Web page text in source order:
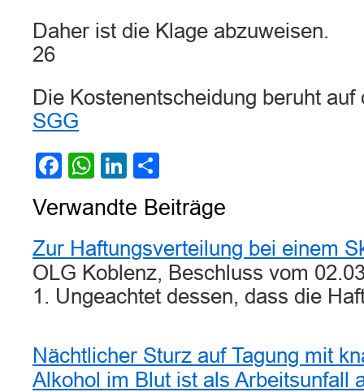
Daher ist die Klage abzuweisen.
26
Die Kostenentscheidung beruht
SGG
Facebook
WhatsApp
LinkedIn
Verwandte Beiträge
Zur Haftungsverteilung bei einem
OLG Koblenz, Beschluss vom
1. Ungeachtet dessen, dass die
Nächtlicher Sturz auf Tagung mit
Alkohol im Blut ist als Arbeitsunfall